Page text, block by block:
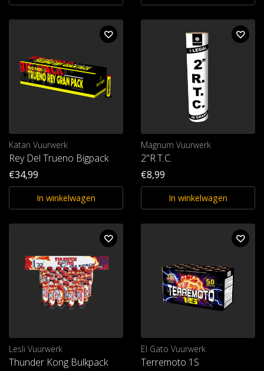
Katan Vuurwerk
Rey Del Trueno Bigpack
€34,99
In winkelwagen
Magnum Vuurwerk
2"R.T.C.
€8,99
In winkelwagen
Lesli Vuurwerk
Thunder Kong Bulkpack
El Gato Vuurwerk
Terremoto 1S